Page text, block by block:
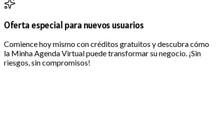
Oferta especial para nuevos usuarios
Comience hoy mismo con créditos gratuitos y descubra cómo
la Minha Agenda Virtual puede transformar su negocio. ¡Sin
riesgos, sin compromisos!